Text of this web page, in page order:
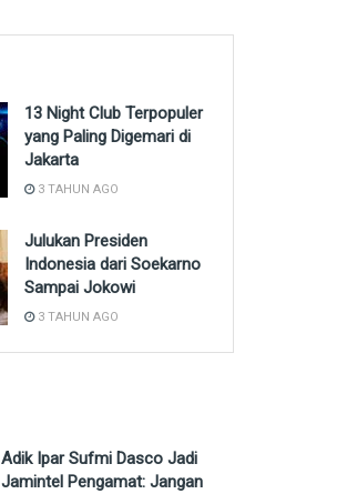
13 Night Club Terpopuler
yang Paling Digemari di
Jakarta
3 TAHUN AGO
Julukan Presiden
Indonesia dari Soekarno
Sampai Jokowi
3 TAHUN AGO
Adik Ipar Sufmi Dasco Jadi
Jamintel Pengamat: Jangan